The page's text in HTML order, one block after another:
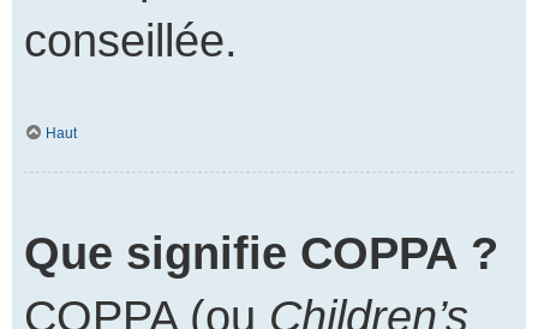
conseillée.
Haut
Que signifie COPPA ?
COPPA (ou Children’s